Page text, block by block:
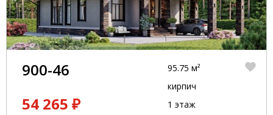
900-46
54 265 ₽
95.75 м²
кирпич
1 этаж